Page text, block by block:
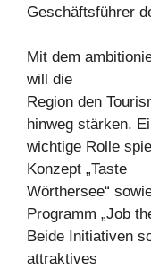
Geschäftsführer
Mit dem
will die
Region den
hinweg stärken.
wichtige Rolle
Konzept „Taste
Wörthersee“
Programm „Job
Beide Initiativen
attraktives